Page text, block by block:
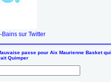
sur Twitter
passe pour Aix Maurienne Basket qui
Quimper